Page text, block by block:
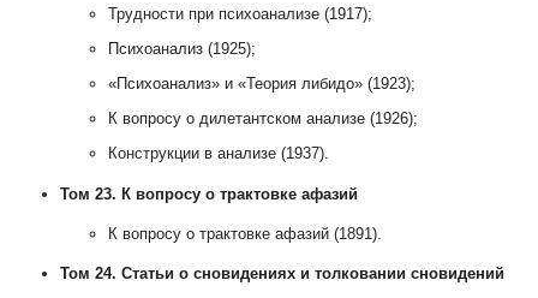
Трудности при психоанализе (1917);
Психоанализ (1925);
«Психоанализ» и «Теория либидо» (1923);
К вопросу о дилетантском анализе (1926);
Конструкции в анализе (1937).
Том 23. К вопросу о трактовке афазий
К вопросу о трактовке афазий (1891).
Том 24. Статьи о сновидениях и толковании сновидений